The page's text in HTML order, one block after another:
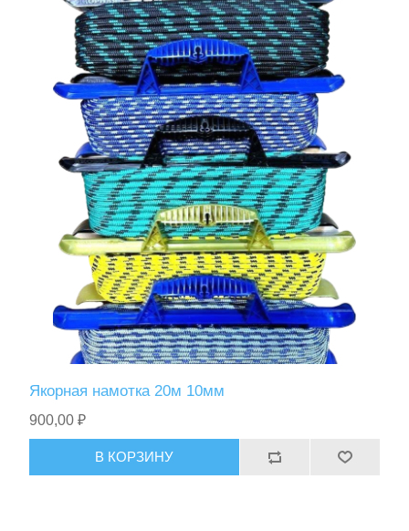
Аксессуары для лодок
Спасательные средства
Якорная намотка 20м 10мм
900,00 ₽
В КОРЗИНУ